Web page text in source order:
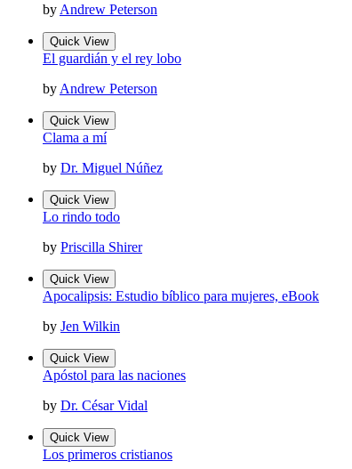
by Andrew Peterson
Quick View
El guardián y el rey lobo
by Andrew Peterson
Quick View
Clama a mí
by Dr. Miguel Núñez
Quick View
Lo rindo todo
by Priscilla Shirer
Quick View
Apocalipsis: Estudio bíblico para mujeres, eBook
by Jen Wilkin
Quick View
Apóstol para las naciones
by Dr. César Vidal
Quick View
Los primeros cristianos